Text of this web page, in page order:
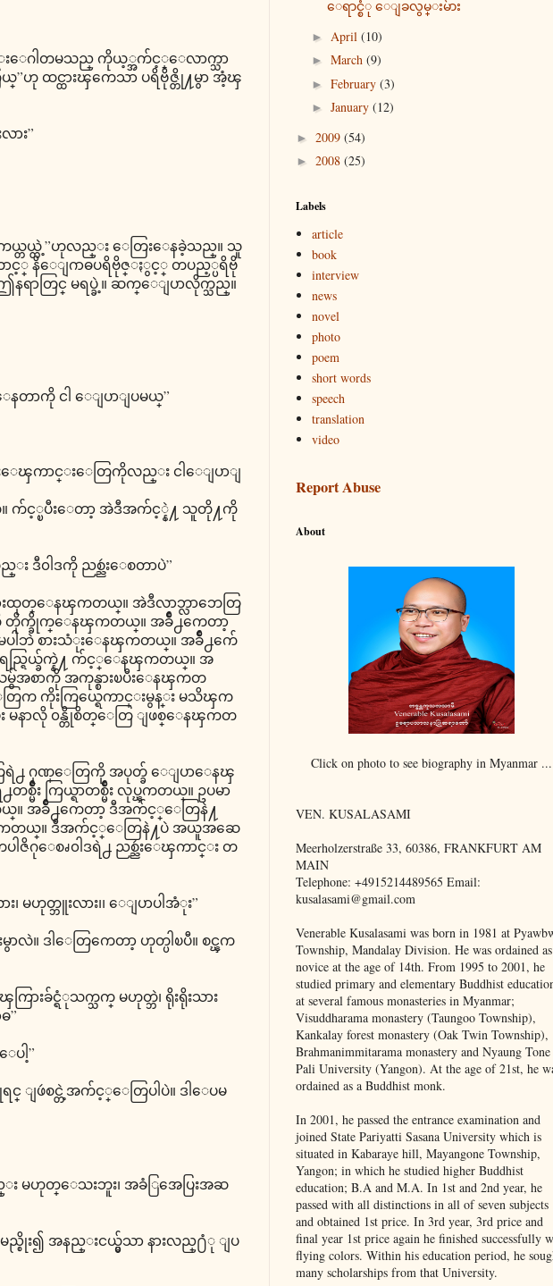
းေဂါတမသည္ ကိုယ့္အက်င့္ေလာက္သာ
င္ထားၾကေသာ ပရိဗိုဇ္တို႔မွာ အံ့ၾ
း”
ကယ္တယ္တဲ့”ဟုလည္း ေတြးေနခဲ့သည္။ သူ
င့္ နိေျဂာဓပရိဗိုဇ္ႏွင့္ တပည့္ပရိဗို
ရာတြင္ မရပ္ခဲ့။ ဆက္ေျပာလိုက္သည္။
တာကို ငါ ေျပာျပမယ္”
ေၾကာင္းေတြကိုလည္း ငါေျပာျ
က်င့္ၿပီးေတာ့ အဲဒီအက်င့္နဲ႔ သူတို႔ကို
ဒီ၀ါဒကို ညစ္ညဴးေစတာပဲ”
ားထုတ္ေနၾကတယ္။ အဲဒီလာဘ္လာဘေတြ
ကို တိုက္ခိုက္ေနၾကတယ္။ အခ်ိဳ႕ကေတာ့
ပါဘဲ စားသံုးေနၾကတယ္။ အခ်ိဳ႕က်ေ
ည္ရြယ္ခ်က္နဲ႔ က်င့္ေနၾကတယ္။ အ
အစာကို အကုန္စားၿပီးေနၾကတ
က ကိုးကြယ္ရေကာင္းမွန္း မသိၾက
မနာလို ၀န္တိုစိတ္ေတြ ျဖစ္ေနၾကတ
ြရဲ႕ ဂုဏ္ေတြကို အပုတ္ခ် ေျပာေနၾ
ကြယ္ရာတစ္မ်ိဳး လုပ္ၾကတယ္။ ဥပမာ
တယ္။ အခ်ိဳ႕ကေတာ့ ဒီအက်င့္ေတြနဲ႔
ကတယ္။ ဒီအက်င့္ေတြနဲ႔ပဲ အယူအဆေ
ဇိဂုေစၧ၀ါဒရဲ႕ ညစ္ညဴးေၾကာင္း တ
မဟုတ္ဘူးလား၊၊ ေျပာပါအံုး”
။ ဒါေတြကေတာ့ ဟုတ္ပါၿပီ။ စင္ၾက
းခ်င္ရံုသက္သက္ မဟုတ္ဘဲ၊ ရိုးရိုးသား
”
ါ့”
င္ ျဖဴစင္တဲ့အက်င့္ေတြပါပဲ။ ဒါေပမ
မဟုတ္ေသးဘူး၊ အခံြအေပြးအဆ
ည္စိုး၍ အနည္းငယ္မွ်သာ နားလည္႐ံု ျပ
ေရာင္စံု ေျခလွမ္းမ်ား
► April (10)
► March (9)
► February (3)
► January (12)
► 2009 (54)
► 2008 (25)
Labels
article
book
interview
news
novel
photo
poem
short words
speech
translation
video
Report Abuse
About
Click on photo to see biography in Myanmar ...
VEN. KUSALASAMI
Meerholzerstraße 33, 60386, FRANKFURT AM
MAIN
Telephone: +4915214489565 Email:
kusalasami@gmail.com
Venerable Kusalasami was born in 1981 at
Township, Mandalay Division. He was ordained
novice at the age of 14th. From 1995 to 2001, he
studied primary and elementary Buddhist
at several famous monasteries in Myanmar;
Visuddharama monastery (Taungoo Township),
Kankalay forest monastery (Oak Twin Township),
Brahmanimmitarama monastery and Nyaung Tone
Pali University (Yangon). At the age of 21st, he
ordained as a Buddhist monk.
In 2001, he passed the entrance examination and
joined State Pariyatti Sasana University which is
situated in Kabaraye hill, Mayangone Township,
Yangon; in which he studied higher Buddhist
education; B.A and M.A. In 1st and 2nd year, he
passed with all distinctions in all of seven subjects
and obtained 1st price. In 3rd year, 3rd price and
final year 1st price again he finished successfully
flying colors. Within his education period, he
many scholarships from that University.